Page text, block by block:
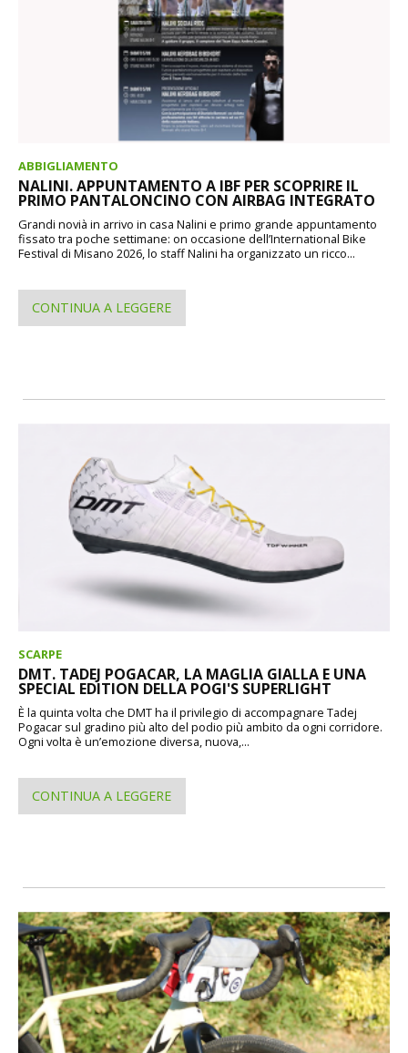
ABBIGLIAMENTO
NALINI. APPUNTAMENTO A IBF PER SCOPRIRE IL
PRIMO PANTALONCINO CON AIRBAG INTEGRATO
Grandi novià in arrivo in casa Nalini e primo grande appuntamento
fissato tra poche settimane: on occasione dell’International Bike
Festival di Misano 2026, lo staff Nalini ha organizzato un ricco...
CONTINUA A LEGGERE
SCARPE
DMT. TADEJ POGACAR, LA MAGLIA GIALLA E UNA
SPECIAL EDITION DELLA POGI'S SUPERLIGHT
È la quinta volta che DMT ha il privilegio di accompagnare Tadej
Pogacar sul gradino più alto del podio più ambito da ogni corridore.
Ogni volta è un’emozione diversa, nuova,...
CONTINUA A LEGGERE